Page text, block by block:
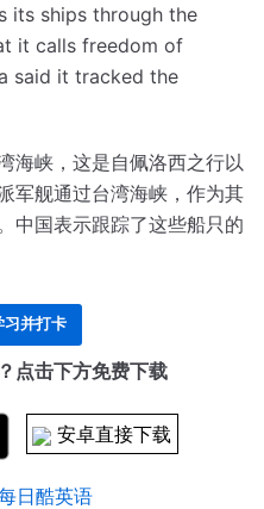
its ships through the
it calls freedom of
said it tracked the
海峡，这是自佩洛西之行以
军舰通过台湾海峡，作为其
中国表示跟踪了这些船只的
习并打卡
点击下方免费下载
安卓直接下载
日酷英语